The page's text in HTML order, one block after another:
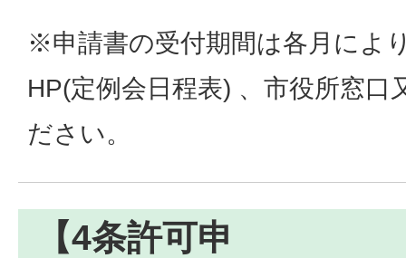
※申請書の受付期間は各月によ
HP(定例会日程表) 、市役所窓口
ださい。
【4条許可申